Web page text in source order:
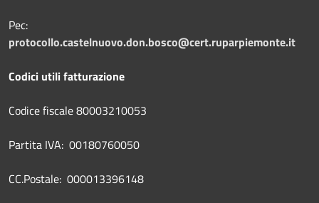
Pec:
protocollo.castelnuovo.don.bosco@cert.ruparpiemonte.it
Codici utili fatturazione
Codice fiscale 80003210053
Partita IVA: 00180760050
CC.Postale: 000013396148